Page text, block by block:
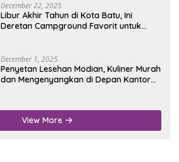
December 22, 2025
Libur Akhir Tahun di Kota Batu, Ini
Deretan Campground Favorit untuk
December 1, 2025
Penyetan Lesehan Modian, Kuliner Murah
dan Mengenyangkan di Depan Kantor
View More